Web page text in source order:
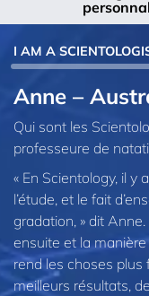
I AM A
Anne –
Qui sont les
professeure de
« En Scientology, il y
l’étude, et le fait
gradation, » dit
ensuite et la
rend les choses plus
meilleurs résultats,